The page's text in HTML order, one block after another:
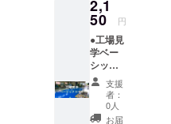
ロジェ
クト完
遂後、
お礼の
お手紙
を弊社
社員が
心を込
めてお
送りさ
2,1
50 円
●工場見
学ベー
シック
コース
参加券
通常料
金
支援
者：
0人
お届